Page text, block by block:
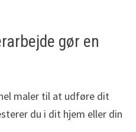
gør en
maler til at udføre dit
du i dit hjem eller din